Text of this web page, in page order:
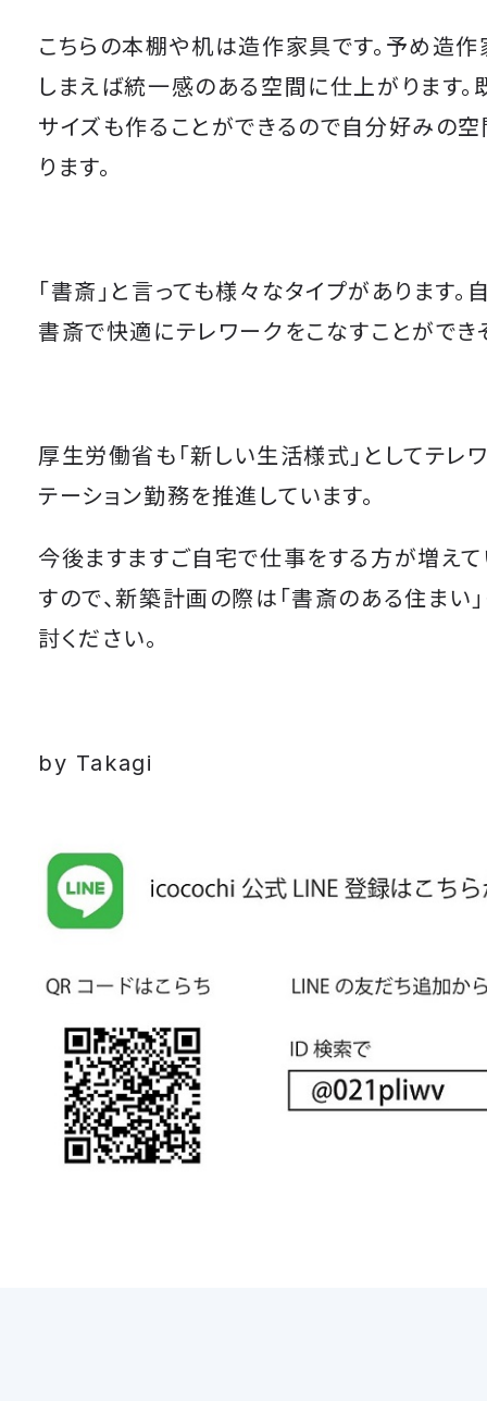
こちらの本棚や机は造作家具です。予め造作
しまえば統一感のある空間に仕上がります
サイズも作ることができるので自分好みの
ります。
「書斎」と言っても様々なタイプがあります。
書斎で快適にテレワークをこなすことができ
厚生労働省も「新しい生活様式」としてテレ
テーション勤務を推進しています。
今後ますますご自宅で仕事をする方が増えて
すので、新築計画の際は「書斎のある住まい
討ください。
by Takagi